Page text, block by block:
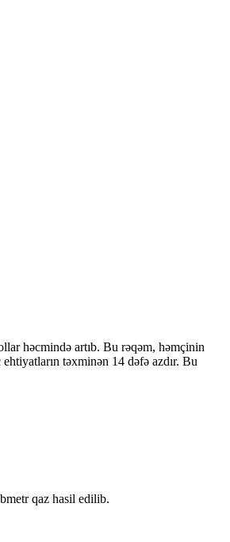
həcmində artıb. Bu rəqəm, həmçinin
təxminən 14 dəfə azdır. Bu
qaz hasil edilib.